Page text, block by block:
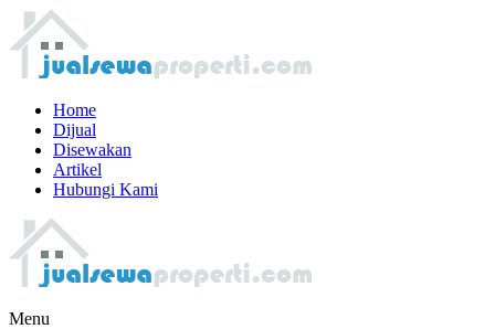
Home
Dijual
Disewakan
Artikel
Hubungi Kami
Menu